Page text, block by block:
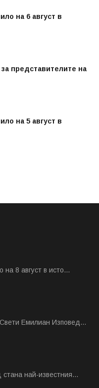
на 6 август в
представителите на
на 5 август в
на 8 август в исто...
Емилиан Изповед...
най-известния...